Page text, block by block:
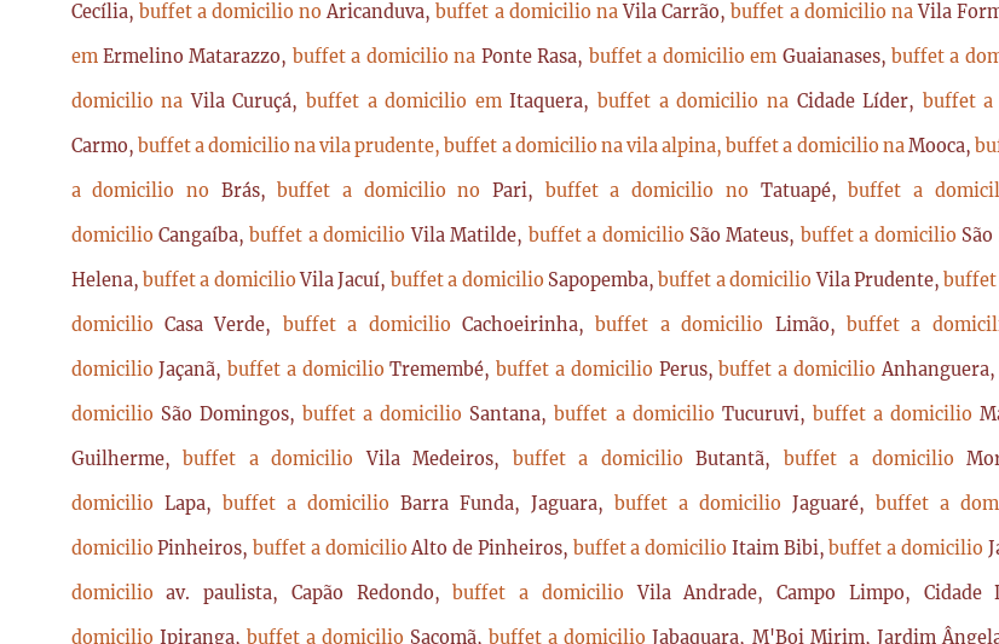
Cecília, buffet a domicilio noAricanduva,buffet a domicilio naVila Carrão,buffet a domicilio naVila
em Ermelino Matarazzo, buffet a domicilio na Ponte Rasa, buffet a domicilio em Guaianases,buffet a
domicilio naVila Curuçá, buffet a domicilio emItaquera,buffet a domicilio na Cidade Líder, buffet
Carmo, buffet a domicilio na vila prudente,buffet a domicilio na vila alpina, buffet a domicilio naMooca,
a domicilio no Brás,buffet a domicilio noPari, buffet a domicilio no Tatuapé,buffet a
domicilio Cangaíba,buffet a domicilioVila Matilde, buffet a domicilio São Mateus, buffet a domicilio
Helena, buffet a domicilioVila Jacuí, buffet a domicilio Sapopemba,buffet a domicilioVila Prudente,buffet
domicilio Casa Verde, buffet a domicilio Cachoeirinha,buffet a domicilio Limão,buffet a
domicilioJaçanã,buffet a domicilioTremembé,buffet a domicilio Perus,buffet a domicilioAnhanguera,
domicilio São Domingos, buffet a domicilio Santana,buffet a domicilio Tucuruvi, buffet a domicilio
Guilherme,buffet a domicilioVila Medeiros, buffet a domicilioButantã, buffet a domicilio
domicilio Lapa, buffet a domicilio Barra Funda, Jaguara, buffet a domicilio Jaguaré, buffet a
domicilioPinheiros,buffet a domicilioAlto de Pinheiros, buffet a domicilio Itaim Bibi,buffet a domicilio
domicilioav. paulista, Capão Redondo,buffet a domicilioVila Andrade, Campo Limpo, Cidade
domicilio Ipiranga, buffet a domicilio Sacomã,buffet a domicilioJabaquara, M'Boi Mirim, Jardim